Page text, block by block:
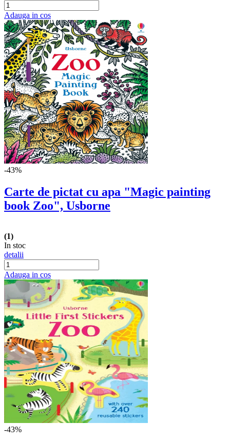
Adauga in cos
-43%
Carte de pictat cu apa "Magic painting
book Zoo", Usborne
(1)
In stoc
detalii
Adauga in cos
-43%